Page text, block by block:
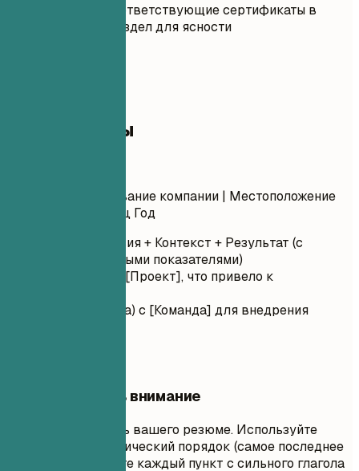
Включите соответствующие сертификаты в
отдельный раздел для ясности
Опыт работы
| Название компании | Местоположение
Месяц Год – Месяц Год
Глагол действия + Контекст + Результат (с
количественными показателями)
Руководил(а) [Проект], что привело к
Сотрудничал(а) с [Команда] для внедрения
На что обратить внимание
Это основная часть вашего резюме. Используйте
обратный хронологический порядок (самое последнее
сначала). Начинайте каждый пункт с сильного глагола